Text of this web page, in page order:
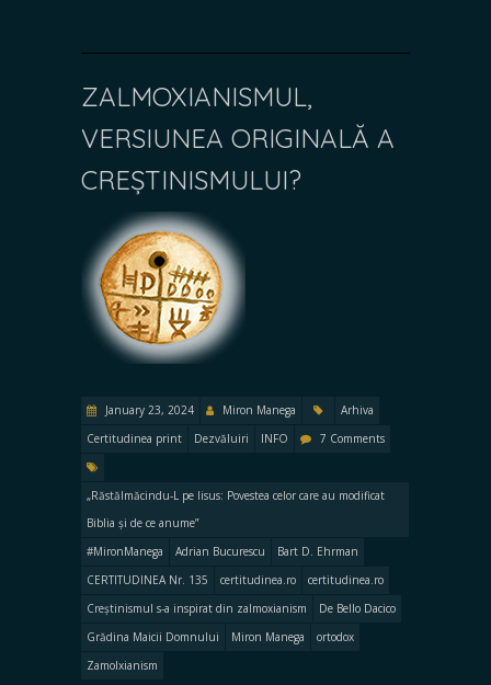
ZALMOXIANISMUL,
VERSIUNEA ORIGINALĂ A
CREȘTINISMULUI?
January 23, 2024 Miron Manega
Arhiva
Certitudinea print
Dezvăluiri INFO 7 Comments
„Răstălmăcindu-L pe Iisus: Povestea celor care au modificat
Biblia și de ce anume”
#MironManega
Adrian Bucurescu
Bart D. Ehrman
CERTITUDINEA Nr. 135
certitudinea.ro
certitudinea.ro
Creștinismul s-a inspirat din zalmoxianism
De Bello Dacico
Grădina Maicii Domnului
Miron Manega
ortodox
Zamolxianism